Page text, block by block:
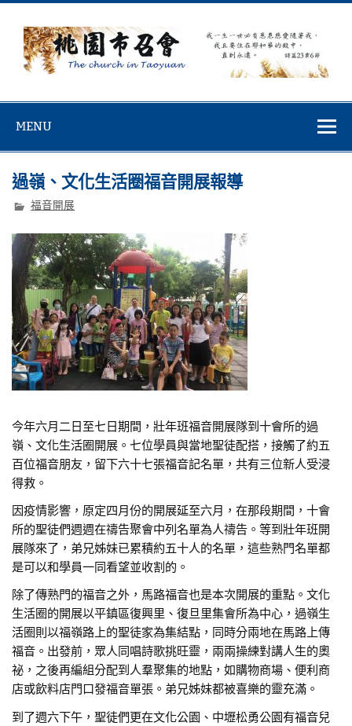
Skip
content
MENU
過嶺、文化生活圈福音開展報導
福音開展
今年六月二日至七日期間，壯年班福音開展隊到十會所的過
嶺、文化生活圈開展。七位學員與當地聖徒配搭，接觸了約五
百位福音朋友，留下六十七張福音記名單，共有三位新人受浸
得救。
因疫情影響，原定四月份的開展延至六月，在那段期間，十會
所的聖徒們週週在禱告聚會中列名單為人禱告。等到壯年班開
展隊來了，弟兄姊妹已累積約五十人的名單，這些熟門名單都
是可以和學員一同看望並收割的。
除了傳熟門的福音之外，馬路福音也是本次開展的重點。文化
生活圈的開展以平鎮區復興里、復旦里集會所為中心，過嶺生
活圈則以福嶺路上的聖徒家為集結點，同時分兩地在馬路上傳
福音。出發前，眾人同唱詩歌挑旺靈，兩兩操練對講人生的奧
祕，之後再編組分配到人羣聚集的地點，如購物商場、便利商
店或飲料店門口發福音單張。弟兄姊妹都被喜樂的靈充滿。
到了週六下午，聖徒們更在文化公園、中壢松勇公園有福音兒